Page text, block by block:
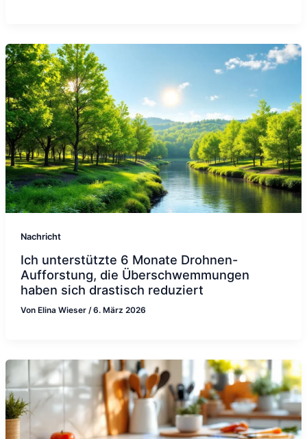
Nachricht
Ich unterstützte 6 Monate Drohnen-
Aufforstung, die Überschwemmungen
haben sich drastisch reduziert
Von Elina Wieser /6. März 2026